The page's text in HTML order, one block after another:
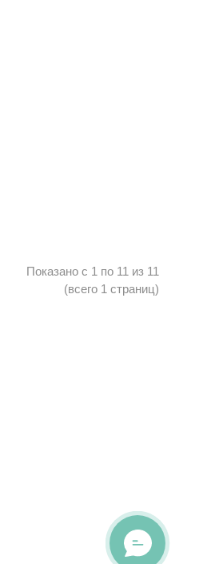
Показано с 1 по 11 из 11
(всего 1 страниц)